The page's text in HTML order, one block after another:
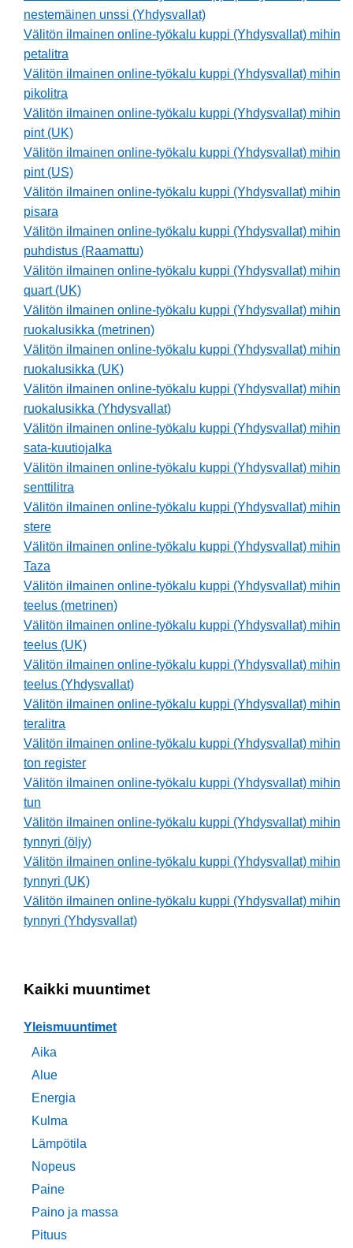
nestemäinen unssi (Yhdysvallat)
Välitön ilmainen online-työkalu kuppi (Yhdysvallat) mihin
petalitra
Välitön ilmainen online-työkalu kuppi (Yhdysvallat) mihin
pikolitra
Välitön ilmainen online-työkalu kuppi (Yhdysvallat) mihin
pint (UK)
Välitön ilmainen online-työkalu kuppi (Yhdysvallat) mihin
pint (US)
Välitön ilmainen online-työkalu kuppi (Yhdysvallat) mihin
pisara
Välitön ilmainen online-työkalu kuppi (Yhdysvallat) mihin
puhdistus (Raamattu)
Välitön ilmainen online-työkalu kuppi (Yhdysvallat) mihin
quart (UK)
Välitön ilmainen online-työkalu kuppi (Yhdysvallat) mihin
ruokalusikka (metrinen)
Välitön ilmainen online-työkalu kuppi (Yhdysvallat) mihin
ruokalusikka (UK)
Välitön ilmainen online-työkalu kuppi (Yhdysvallat) mihin
ruokalusikka (Yhdysvallat)
Välitön ilmainen online-työkalu kuppi (Yhdysvallat) mihin
sata-kuutiojalka
Välitön ilmainen online-työkalu kuppi (Yhdysvallat) mihin
senttilitra
Välitön ilmainen online-työkalu kuppi (Yhdysvallat) mihin
stere
Välitön ilmainen online-työkalu kuppi (Yhdysvallat) mihin
Taza
Välitön ilmainen online-työkalu kuppi (Yhdysvallat) mihin
teelus (metrinen)
Välitön ilmainen online-työkalu kuppi (Yhdysvallat) mihin
teelus (UK)
Välitön ilmainen online-työkalu kuppi (Yhdysvallat) mihin
teelus (Yhdysvallat)
Välitön ilmainen online-työkalu kuppi (Yhdysvallat) mihin
teralitra
Välitön ilmainen online-työkalu kuppi (Yhdysvallat) mihin
ton register
Välitön ilmainen online-työkalu kuppi (Yhdysvallat) mihin
tun
Välitön ilmainen online-työkalu kuppi (Yhdysvallat) mihin
tynnyri (öljy)
Välitön ilmainen online-työkalu kuppi (Yhdysvallat) mihin
tynnyri (UK)
Välitön ilmainen online-työkalu kuppi (Yhdysvallat) mihin
tynnyri (Yhdysvallat)
Kaikki muuntimet
Yleismuuntimet
Aika
Alue
Energia
Kulma
Lämpötila
Nopeus
Paine
Paino ja massa
Pituus